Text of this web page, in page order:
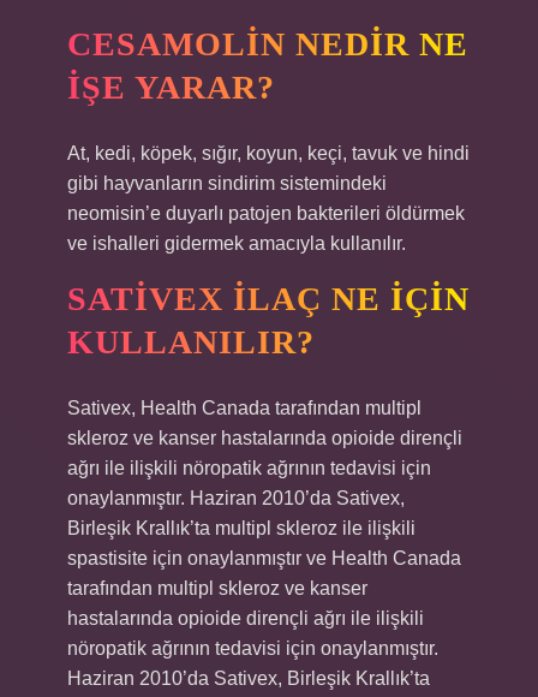
CESAMOLIN NEDIR NE
IŞE YARAR?
At, kedi, köpek, sığır, koyun, keçi, tavuk ve hindi
gibi hayvanların sindirim sistemindeki
neomisin’e duyarlı patojen bakterileri öldürmek
ve ishalleri gidermek amacıyla kullanılır.
SATIVEX ILAÇ NE IÇIN
KULLANILIR?
Sativex, Health Canada tarafından multipl
skleroz ve kanser hastalarında opioide dirençli
ağrı ile ilişkili nöropatik ağrının tedavisi için
onaylanmıştır. Haziran 2010’da Sativex,
Birleşik Krallık’ta multipl skleroz ile ilişkili
spastisite için onaylanmıştır ve Health Canada
tarafından multipl skleroz ve kanser
hastalarında opioide dirençli ağrı ile ilişkili
nöropatik ağrının tedavisi için onaylanmıştır.
Haziran 2010’da Sativex, Birleşik Krallık’ta